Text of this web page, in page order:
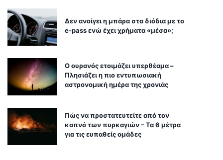
Δεν ανοίγει η μπάρα στα διόδια με το
e-pass ενώ έχει χρήματα «μέσα»;
Ο ουρανός ετοιμάζει υπερθέαμα –
Πλησιάζει η πιο εντυπωσιακή
αστρονομική ημέρα της χρονιάς
Πώς να προστατευτείτε από τον
καπνό των πυρκαγιών – Τα 6 μέτρα
για τις ευπαθείς ομάδες